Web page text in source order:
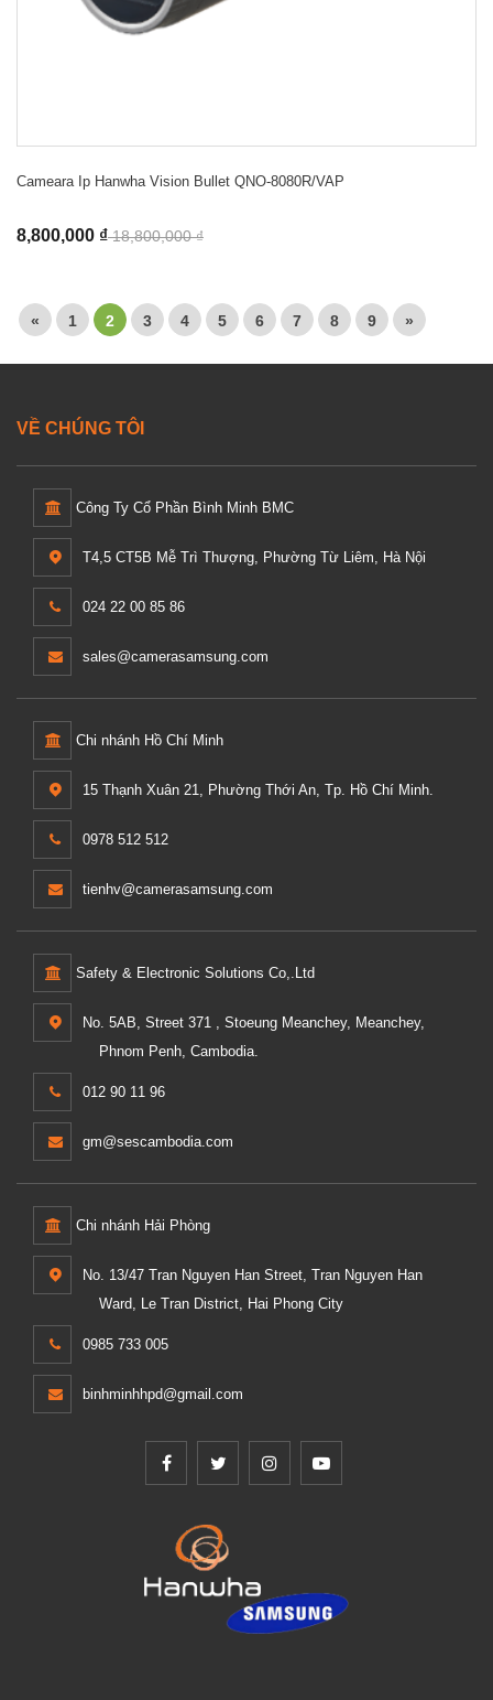
Cameara Ip Hanwha Vision Bullet QNO-8080R/VAP
8,800,000 ₫18,800,000 ₫
« 1 2 3 4 5 6 7 8 9 »
VỀ CHÚNG TÔI
Công Ty Cổ Phần Bình Minh BMC
T4,5 CT5B Mễ Trì Thượng, Phường Từ Liêm, Hà Nội
024 22 00 85 86
sales@camerasamsung.com
Chi nhánh Hồ Chí Minh
15 Thạnh Xuân 21, Phường Thới An, Tp. Hồ Chí Minh.
0978 512 512
tienhv@camerasamsung.com
Safety & Electronic Solutions Co,.Ltd
No. 5AB, Street 371 , Stoeung Meanchey, Meanchey,
Phnom Penh, Cambodia.
012 90 11 96
gm@sescambodia.com
Chi nhánh Hải Phòng
No. 13/47 Tran Nguyen Han Street, Tran Nguyen Han
Ward, Le Tran District, Hai Phong City
0985 733 005
binhminhhpd@gmail.com